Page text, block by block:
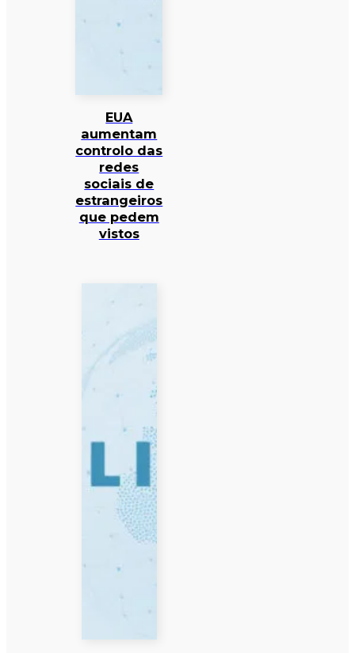
EUA
aumentam
controlo das
redes
sociais de
estrangeiros
que pedem
vistos